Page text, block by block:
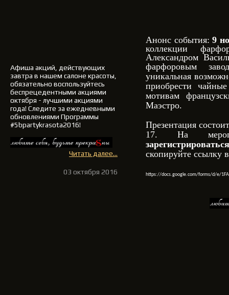
Афиша акций, действующих
завтра в нашем салоне красоты,
обязательно воспользуйтесь
беспрецедентными акциями
октября - лучшими акциями
года! Следите за ежедневными
обновлениями Программы
#5bpartykrasota2016!
Читать далее...
03 октября 2016
Анонс события:9
коллекции
Александром
фарфоровым
уникальная
приобрести
мотивам
Маэстро.
Презентация
17. На
скопируйте ссылку
https://docs.google.com/forms/d/e/